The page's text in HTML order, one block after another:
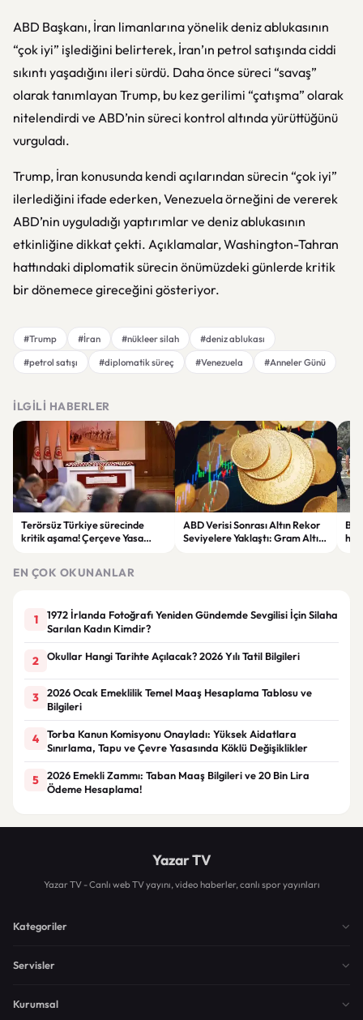
ABD Başkanı, İran limanlarına yönelik deniz ablukasının
“çok iyi” işlediğini belirterek, İran’ın petrol satışında ciddi
sıkıntı yaşadığını ileri sürdü. Daha önce süreci “savaş”
olarak tanımlayan Trump, bu kez gerilimi “çatışma” olarak
nitelendirdi ve ABD’nin süreci kontrol altında yürüttüğünü
vurguladı.
Trump, İran konusunda kendi açılarından sürecin “çok iyi”
ilerlediğini ifade ederken, Venezuela örneğini de vererek
ABD’nin uyguladığı yaptırımlar ve deniz ablukasının
etkinliğine dikkat çekti. Açıklamalar, Washington-Tahran
hattındaki diplomatik sürecin önümüzdeki günlerde kritik
bir dönemece gireceğini gösteriyor.
#Trump #İran #nükleer silah
#deniz ablukası
#petrol satışı
#diplomatik süreç #Venezuela #Anneler Günü
İLGILI HABERLER
Terörsüz Türkiye sürecinde
kritik aşama! Çerçeve Yasa
ABD Verisi Sonrası Altın Rekor
Seviyelere Yaklaştı: Gram Altın
EN ÇOK OKUNANLAR
1
1972 İrlanda Fotoğrafı Yeniden Gündemde Sevgilisi İçin Silaha
Sarılan Kadın Kimdir?
2 Okullar Hangi Tarihte Açılacak? 2026 Yılı Tatil Bilgileri
3
2026 Ocak Emeklilik Temel Maaş Hesaplama Tablosu ve
Bilgileri
4
Torba Kanun Komisyonu Onayladı: Yüksek Aidatlara
Sınırlama, Tapu ve Çevre Yasasında Köklü Değişiklikler
5
2026 Emekli Zammı: Taban Maaş Bilgileri ve 20 Bin Lira
Ödeme Hesaplama!
Yazar TV
Yazar TV - Canlı web TV yayını, video haberler, canlı spor yayınları
Kategoriler
Servisler
Kurumsal